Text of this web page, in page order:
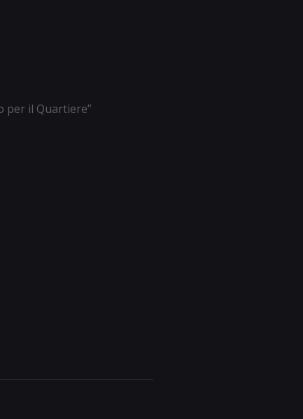
per il Quartiere”